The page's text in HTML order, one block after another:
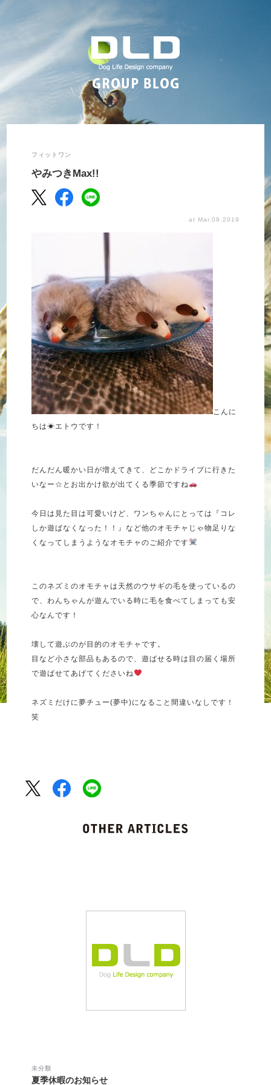
フィットワン
やみつきMax!!
at Mar.09.2019
こんに
ちは☀︎エトウです！
だんだん暖かい日が増えてきて、どこかドライブに行きた
いなー☆とお出かけ欲が出てくる季節ですね
今日は見た目は可愛いけど、ワンちゃんにとっては『コレ
しか遊ばなくなった！！』など他のオモチャじゃ物足りな
くなってしまうようなオモチャのご紹介です
このネズミのオモチャは天然のウサギの毛を使っているの
で、わんちゃんが遊んでいる時に毛を食べてしまっても安
心なんです！
壊して遊ぶのが目的のオモチャです。
目など小さな部品もあるので、遊ばせる時は目の届く場所
で遊ばせてあげてくださいね
ネズミだけに夢チュー(夢中)になること間違いなしです！
笑
未分類
夏季休暇のお知らせ